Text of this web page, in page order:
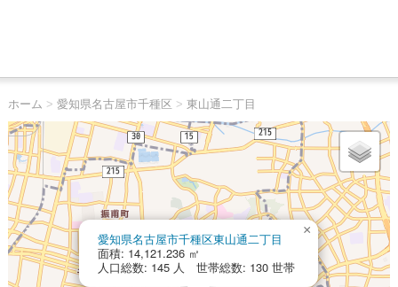
ホーム > 愛知県名古屋市千種区 > 東山通二丁目
愛知県名古屋市千種区東山通二丁目
面積: 14,121.236 ㎡
人口総数: 145 人 世帯総数: 130 世帯
×